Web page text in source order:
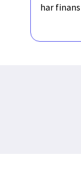
har